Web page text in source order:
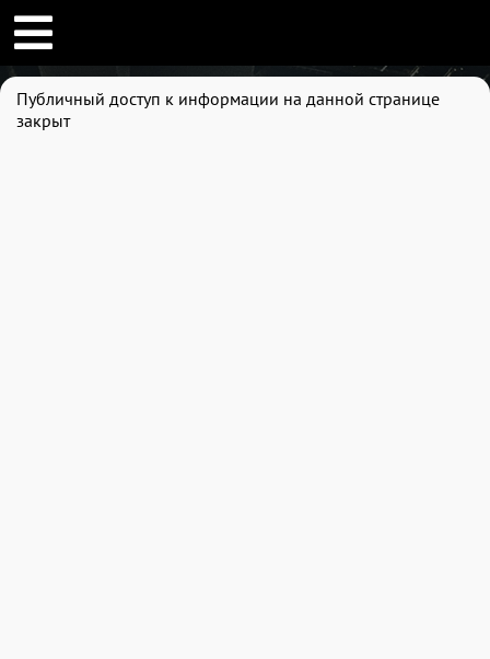
Публичный доступ к информации на данной странице
закрыт